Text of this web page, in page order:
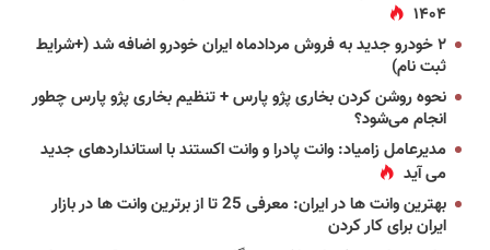
۱۴۰۴
۲ خودرو جدید به فروش مردادماه ایران خودرو اضافه شد (+شرایط
ثبت نام)
نحوه روشن کردن بخاری پژو پارس + تنظیم بخاری پژو پارس چطور
انجام می‌شود؟
مدیرعامل زامیاد: وانت پادرا و وانت اکستند با استانداردهای جدید
می آید
بهترین وانت ها در ایران: معرفی 25 تا از برترین وانت ها در بازار
ایران برای کار کردن